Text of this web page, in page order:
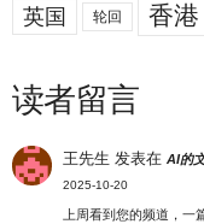
英国 轮回 香港
读者留言
王先生 发表在AI的
2025-10-20
上周看到您的频道，一